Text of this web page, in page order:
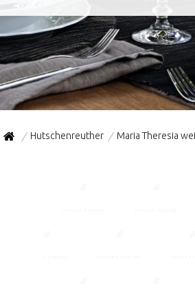
/ Hutschenreuther / Maria Theresia